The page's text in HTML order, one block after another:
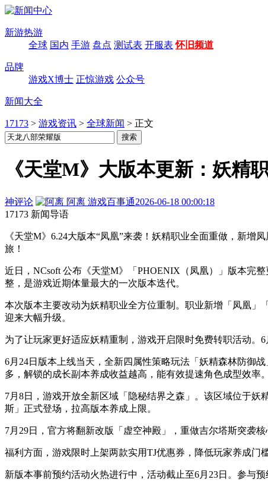
新游热游
全球 国内 手游 盘点 测试表 开服表 怀旧频道
品牌
游戏X博士 正惊游戏 公众号
新闻大全
17173 > 游戏资讯 > 全球新闻 > 正文
《天堂M》大版本更新：妖精
神评论 阿离 游戏百事通2026-06-18 00:00:18
17173 新闻导语
《天堂M》6.24大版本“凤凰”来袭！妖精职业全面重做，新
旅！
近日，NCsoft 公布《天堂M》「PHOENIX（凤凰）」版本完
整，是游戏近期体量最大的一次版本迭代。
本次版本主要改动为妖精职业全方位重制。职业新增「凤凰
迎来大幅升级。
为了让玩家更好适应妖精重制，游戏开启限时免费转职活动。
6月24日版本上线当天，全新四属性策略玩法「妖精森林防御
多，解锁的成长副本养成收益越高，能有效提速角色成型效率。
7月8日，游戏开放全新区域「隐秘结界之森」。该区域位于
斯」正式登场，拉高版本养成上限。
7月29日，官方将翻新改版「虚空神殿」，重做吉尔塔斯突袭
福利方面，游戏限时上架两款实用TJ优惠券，降低玩家养成门
新版本事前预约活动火热进行中，活动截止至6月23日。参与